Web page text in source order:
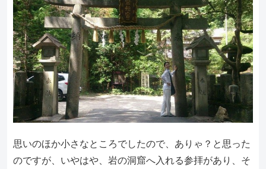
思いのほか小さなところでしたので、ありゃ？と思った
のですが、いやはや、岩の洞窟へ入れる参拝があり、そ